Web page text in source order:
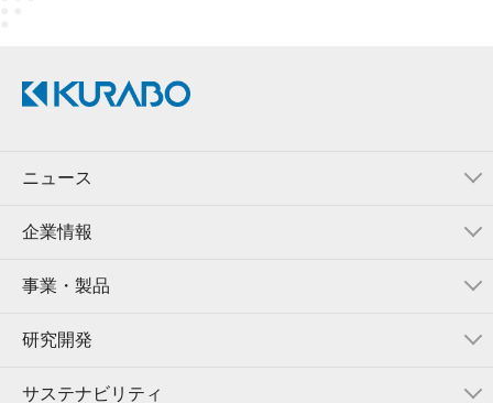
ニュース
企業情報
事業・製品
研究開発
サステナビリティ